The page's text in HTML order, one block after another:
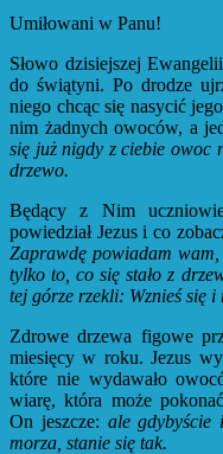
Umiłowani w Panu!
Słowo dzisiejszej
do świątyni. Po drodze
niego chcąc się nasycić
nim żadnych owoców, a
się już nigdy z ciebie owoc
drzewo.
Będący z Nim
powiedział Jezus i co
Zaprawdę powiadam
tylko to, co się stało z
tej górze rzekli: Wznieś się
Zdrowe drzewa figowe
miesięcy w roku. Jezus
które nie wydawało
wiarę, która może
On jeszcze: ale
morza, stanie się tak.